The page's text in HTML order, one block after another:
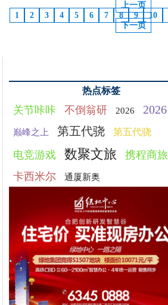
上一页
1
2 3 4 5 6 7 8 9 10
下一页
热点标签
关节咔咔 不倒翁研 2026 2026
巅峰之上 第五代骁 第五代骁
电竞游戏 数聚文旅
携程商旅
卡西米尔
通厦新奥